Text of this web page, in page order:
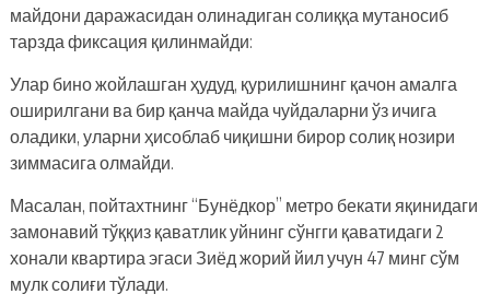
майдони даражасидан олинадиган солиққа мутаносиб
тарзда фиксация қилинмайди:
Улар бино жойлашган ҳудуд, қурилишнинг қачон амалга
оширилгани ва бир қанча майда чуйдаларни ўз ичига
оладики, уларни ҳисоблаб чиқишни бирор солиқ нозири
зиммасига олмайди.
Масалан, пойтахтнинг “Бунёдкор” метро бекати яқинидаги
замонавий тўққиз қаватлик уйнинг сўнгги қаватидаги 2
хонали квартира эгаси Зиёд жорий йил учун 47 минг сўм
мулк солиғи тўлади.